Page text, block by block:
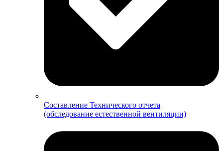
Составление Технического отчета
(обследование естественной вентиляции)